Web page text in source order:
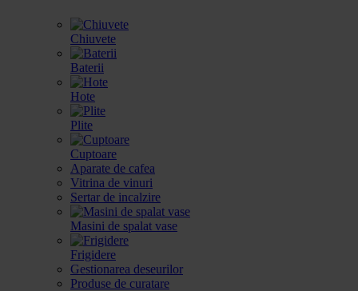
Chiuvete
Baterii
Hote
Plite
Cuptoare
Aparate de cafea
Vitrina de vinuri
Sertar de incalzire
Masini de spalat vase
Frigidere
Gestionarea deseurilor
Produse de curatare